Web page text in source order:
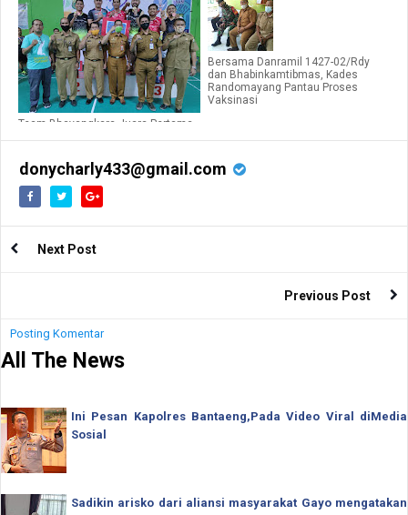
Team Bhayangkara Juara Pertama
Bersama Danramil 1427-02/Rdy
dan Bhabinkamtibmas, Kades
Randomayang Pantau Proses
Vaksinasi
donycharly433@gmail.com
Next Post
Previous Post
Posting Komentar
All The News
Ini Pesan Kapolres Bantaeng,Pada Video Viral diMedia
Sosial
Sadikin arisko dari aliansi masyarakat Gayo mengatakan